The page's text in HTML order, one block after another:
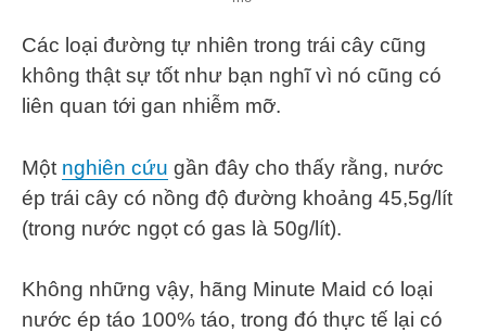
Các loại đường tự nhiên trong trái cây cũng
không thật sự tốt như bạn nghĩ vì nó cũng có
liên quan tới gan nhiễm mỡ.
Một nghiên cứu gần đây cho thấy rằng, nước
ép trái cây có nồng độ đường khoảng 45,5g/lít
(trong nước ngọt có gas là 50g/lít).
Không những vậy, hãng Minute Maid có loại
nước ép táo 100% táo, trong đó thực tế lại có